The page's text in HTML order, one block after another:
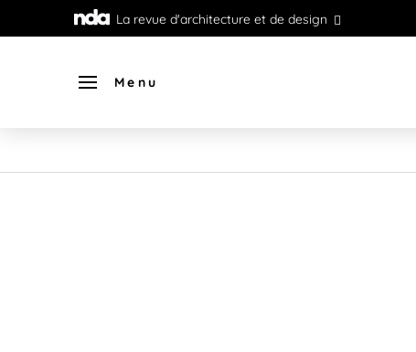
La revue d'architecture et de design
Menu